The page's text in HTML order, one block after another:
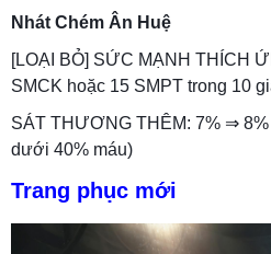
Nhát Chém Ân Huệ
[LOẠI BỎ] SỨC MẠNH THÍCH
SMCK hoặc 15 SMPT trong 10
SÁT THƯƠNG THÊM: 7% ⇒
dưới 40% máu)
Trang phục mới